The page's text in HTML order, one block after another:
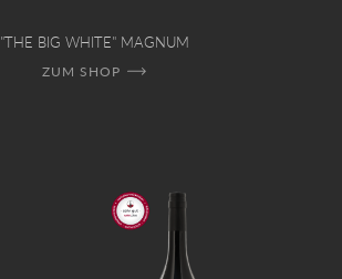
"THE BIG WHITE" MAGNUM
ZUM SHOP